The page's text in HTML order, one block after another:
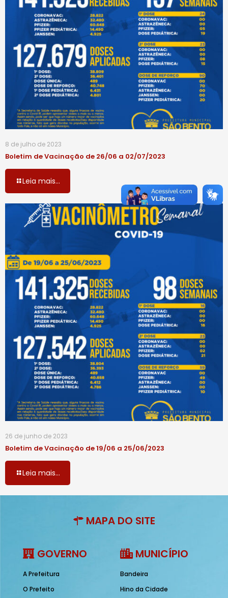
8 de julho de 2023
Boletim de Vacinação de 26/06 a 02/07/2023
Leia mais...
26 de junho de 2023
Boletim de Vacinação de 19/06 a 25/06/2023
Leia mais...
MAPA DO SITE
GOVERNO
A Prefeitura
O Prefeito
MUNICÍPIO
Bandeira
Hino da Cidade